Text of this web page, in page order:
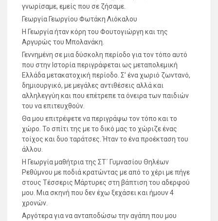
γνωρίσαμε, εμείς που σε ζήσαμε.
Γεωργία Γεωργίου Φωτάκη Λιόκαλου
Η Γεωργία ήταν κόρη του Φουτογιώργη και της
Αργυρώς του Μπολανάκη.
Γεννημένη σε μια δύσκολη περίοδο για τον τόπο αυτό
που στην Ιστορία περιγράφεται ως μεταπολεμική
Ελλάδα μετακατοχική περίοδο. Σ’ ένα χωριό ζωντανό,
δημιουργικό, με μεγάλες αντιθέσεις αλλά και
αλληλεγγύη και που επέτρεπε τα όνειρα των παιδιών
του να επιτευχθούν.
Θα μου επιτρέψετε να περιγράψω τον τόπο και το
χώρο. Το σπίτι της με το δικό μας το χώριζε ένας
τοίχος και δυο ταράτσες. Ήταν το ένα προέκταση του
άλλου.
Η Γεωργία μαθήτρια της ΣΤ΄ Γυμνασίου Θηλέων
Ρεθύμνου με ποδιά κρατώντας με από το χέρι με πήγε
στους Τέσσερις Μάρτυρες στη βάπτιση του αδερφού
μου. Μια σκηνή που δεν έχω ξεχάσει και ήμουν 4
χρονών.
Αργότερα για να ανταποδώσω την αγάπη που μου